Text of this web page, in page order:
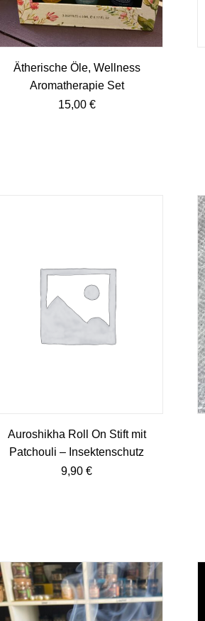
Ätherische Öle, Wellness
Aromatherapie Set
15,00 €
Auroshikha Roll On Stift mit
Patchouli – Insektenschutz
9,90€